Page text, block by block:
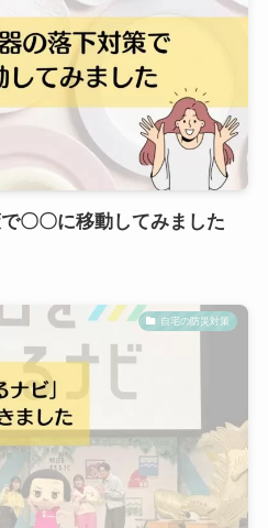
〇〇に移動してみました
自宅の防災対策